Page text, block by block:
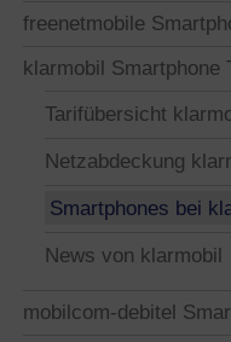
freenetmobile
klarmobil Smartphone
Tarifübersicht
Netzabdeckung
Smartphones bei
News von klarmobil
mobilcom-debitel